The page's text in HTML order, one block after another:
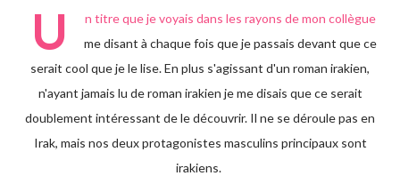
U
n titre que je voyais dans les rayons de mon collègue
me disant à chaque fois que je passais devant que ce
serait cool que je le lise. En plus s'agissant d'un roman irakien,
n'ayant jamais lu de roman irakien je me disais que ce serait
doublement intéressant de le découvrir. Il ne se déroule pas en
Irak, mais nos deux protagonistes masculins principaux sont
irakiens.